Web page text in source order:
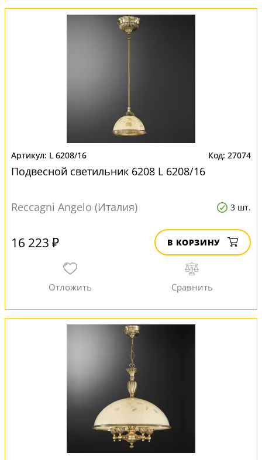
L 6208/16 27074
Подвесной светильник 6208 L 6208/16
Reccagni Angelo (Италия) 3 шт.
16 223 ₽ В КОРЗИНУ